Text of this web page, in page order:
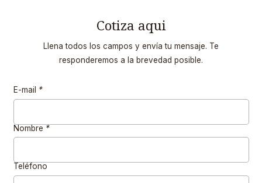
Cotiza aqui
Llena todos los campos y envía tu mensaje. Te
responderemos a la brevedad posible.
E-mail *
Nombre *
Teléfono